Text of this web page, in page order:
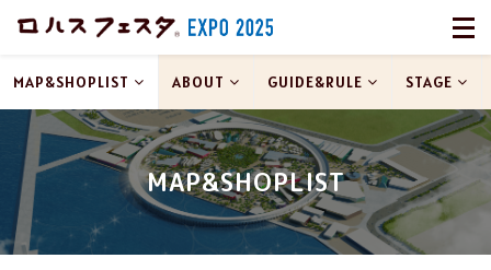
MAP&SHOPLIST
MAP&SHOPLIST ABOUT GUIDE&RULE STAGE